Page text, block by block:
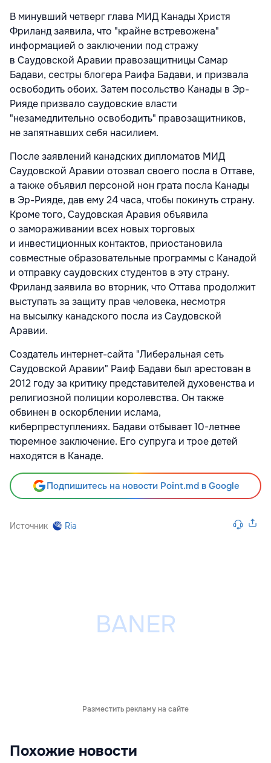
В минувший четверг глава МИД Канады Христя
Фриланд заявила, что "крайне встревожена"
информацией о заключении под стражу
в Саудовской Аравии правозащитницы Самар
Бадави, сестры блогера Раифа Бадави, и призвала
освободить обоих. Затем посольство Канады в Эр-
Рияде призвало саудовские власти
"незамедлительно освободить" правозащитников,
не запятнавших себя насилием.
После заявлений канадских дипломатов МИД
Саудовской Аравии отозвал своего посла в Оттаве,
а также объявил персоной нон грата посла Канады
в Эр-Рияде, дав ему 24 часа, чтобы покинуть страну.
Кроме того, Саудовская Аравия объявила
о замораживании всех новых торговых
и инвестиционных контактов, приостановила
совместные образовательные программы с Канадой
и отправку саудовских студентов в эту страну.
Фриланд заявила во вторник, что Оттава продолжит
выступать за защиту прав человека, несмотря
на высылку канадского посла из Саудовской
Аравии.
Создатель интернет-сайта "Либеральная сеть
Саудовской Аравии" Раиф Бадави был арестован в
2012 году за критику представителей духовенства и
религиозной полиции королевства. Он также
обвинен в оскорблении ислама,
киберпреступлениях. Бадави отбывает 10-летнее
тюремное заключение. Его супруга и трое детей
находятся в Канаде.
Подпишитесь на новости Point.md в Google
Источник Ria
Разместить рекламу на сайте
Похожие новости